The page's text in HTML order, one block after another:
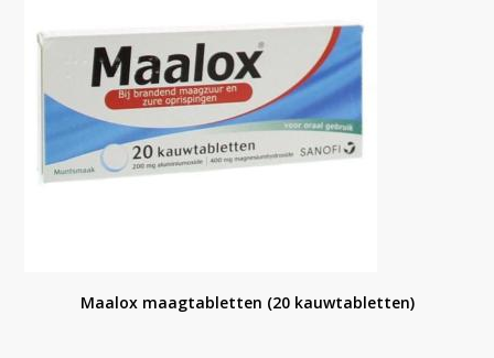
Maalox maagtabletten (20 kauwtabletten)